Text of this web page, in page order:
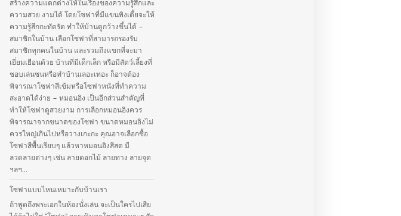
สร้างความแตกต่างให้ในเรื่องของความรู้สึกและ
ความสวย งามได้ โดยโซฟาที่มีแขนพิงเตี้ยจะให้
ความรู้สึกกะทัดรัด ทำให้บ้านดูกว้างขึ้นได้ –
สมาชิกในบ้าน เลือกโซฟาที่สามารถรองรับ
สมาชิกทุกคนในบ้าน และรวมถึงแขกที่จะมา
เยี่ยมเยือนด้วย บ้านที่มีเด็กเล็ก หรือมีสัตว์เลี้ยงที่
ชอบเล่นซนหรือทำบ้านเลอะเทอะ ก็อาจต้อง
พิจารณาโซฟาสีเข้มหรือโซฟาหนังที่ทำความ
สะอาดได้ง่าย – หมอนอิง เป็นอีกส่วนสำคัญที่
ทำให้โซฟาดูสวยงาม การเลือกหมอนอิงควร
พิจารณาจากขนาดของโซฟา ขนาดหมอนอิงไม่
ควรใหญ่เกินไปหรือวางเกะกะ คุณอาจเลือกซื้อ
โซฟาสีพื้นเรียบๆ แล้วหาหมอนอิงสีสด มี
ลวดลายต่างๆ เช่น ลายดอกไม้ ลายทาง ลายจุด
ฯลฯ...
โซฟาแบบไหนเหมาะกับบ้านเรา
ถ้าพูดถึงพระเอกในห้องนั่งเล่น จะเป็นใครไปเสีย